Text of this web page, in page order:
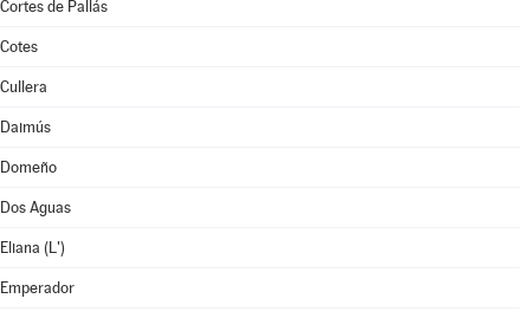
Cortes de Pallás
Cotes
Cullera
Daimús
Domeño
Dos Aguas
Eliana (L')
Emperador